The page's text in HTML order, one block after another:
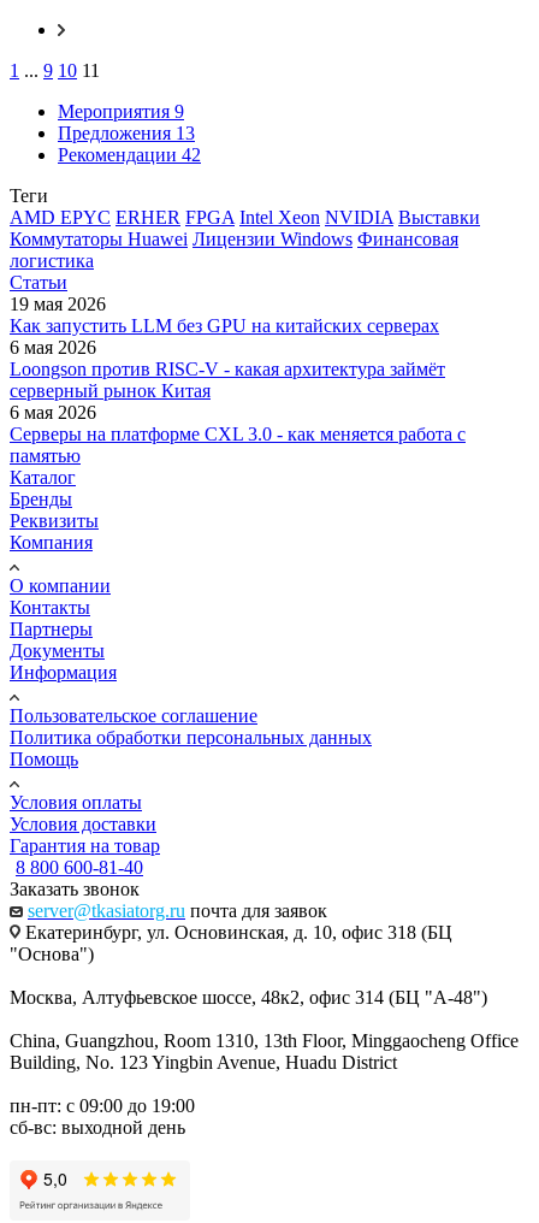
1 ... 9 10 11
Мероприятия 9
Предложения 13
Рекомендации 42
Теги
AMD EPYC ERHER FPGA Intel Xeon NVIDIA Выставки
Коммутаторы Huawei Лицензии Windows Финансовая
логистика
Статьи
19 мая 2026
Как запустить LLM без GPU на китайских серверах
6 мая 2026
Loongson против RISC-V - какая архитектура займёт
серверный рынок Китая
6 мая 2026
Серверы на платформе CXL 3.0 - как меняется работа с
памятью
Каталог
Бренды
Реквизиты
Компания
О компании
Контакты
Партнеры
Документы
Информация
Пользовательское соглашение
Политика обработки персональных данных
Помощь
Условия оплаты
Условия доставки
Гарантия на товар
8 800 600-81-40
Заказать звонок
server@tkasiatorg.ru почта для заявок
Екатеринбург, ул. Основинская, д. 10, офис 318 (БЦ
"Основа")
Москва, Алтуфьевское шоссе, 48к2, офис 314 (БЦ "А-48")
China, Guangzhou, Room 1310, 13th Floor, Minggaocheng Office
Building, No. 123 Yingbin Avenue, Huadu District
пн-пт: с 09:00 до 19:00
сб-вс: выходной день